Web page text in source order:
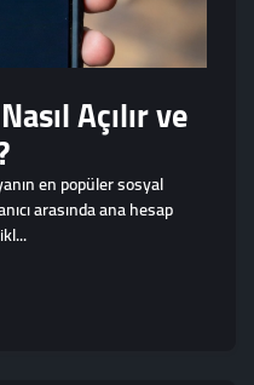
Açılır ve
en popüler sosyal
arasında ana hesap